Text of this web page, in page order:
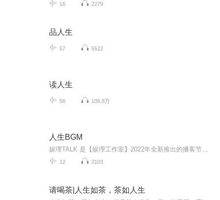
16 2279
品人生
57 5522
读人生
56 106.8万
人生BGM
12 3103
请喝茶|人生如茶，茶如人生